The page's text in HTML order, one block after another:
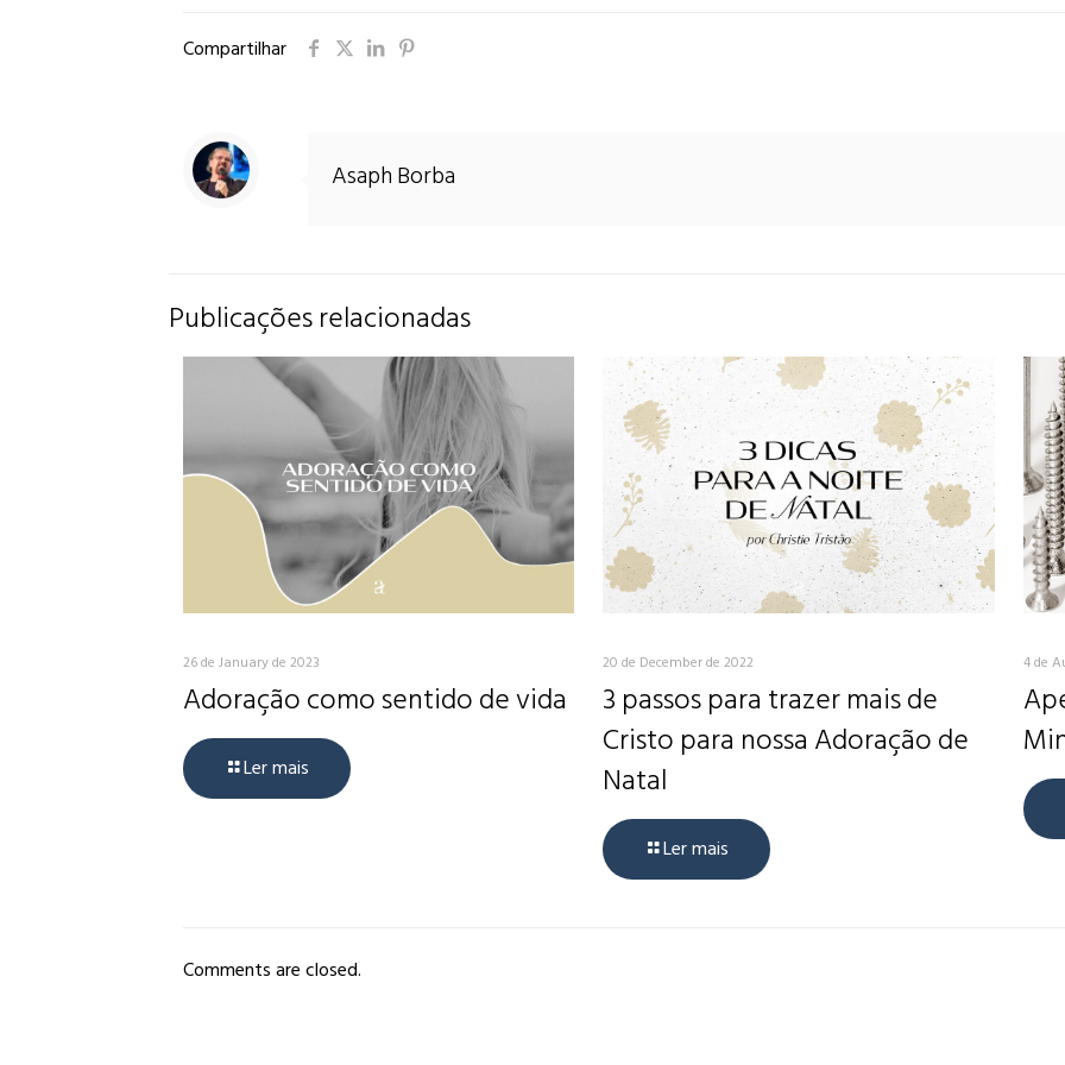
Compartilhar
Asaph Borba
Publicações relacionadas
26 de January de 2023
Adoração como sentido de vida
Ler mais
20 de December de 2022
3 passos para trazer mais de
Cristo para nossa Adoração de
Natal
Ler mais
4 de
Comments are closed.